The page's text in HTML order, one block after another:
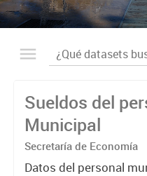
Sueldos del
Municipal
Secretaría de Economía
Datos del personal